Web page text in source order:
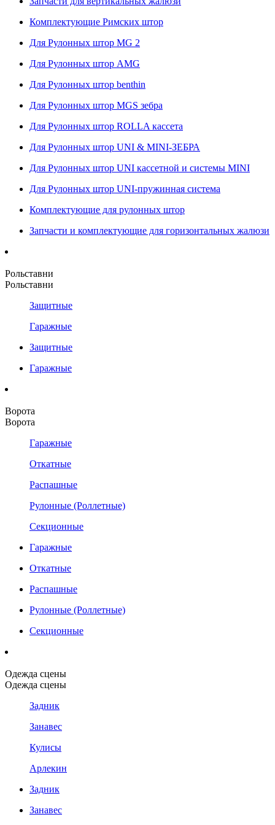
Комплектующие Римских штор
Для Рулонных штор MG 2
Для Рулонных штор AMG
Для Рулонных штор benthin
Для Рулонных штор MGS зебра
Для Рулонных штор ROLLA кассета
Для Рулонных штор UNI & MINI-ЗЕБРА
Для Рулонных штор UNI кассетной и системы MINI
Для Рулонных штор UNI-пружинная система
Комплектующие для рулонных штор
Запчасти и комплектующие для горизонтальных жалюзи
Рольставни
Рольставни
Защитные
Гаражные
Защитные
Гаражные
Ворота
Ворота
Гаражные
Откатные
Распашные
Рулонные (Роллетные)
Секционные
Гаражные
Откатные
Распашные
Рулонные (Роллетные)
Секционные
Одежда сцены
Одежда сцены
Задник
Занавес
Кулисы
Арлекин
Задник
Занавес